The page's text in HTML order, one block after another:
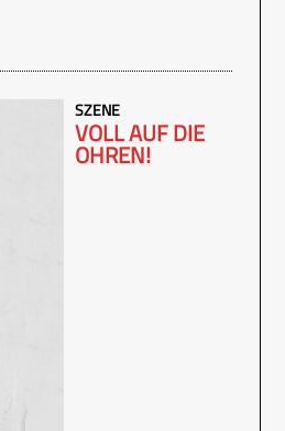
SZENE
VOLL AUF DIE
OHREN!